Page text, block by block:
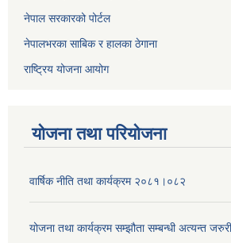
नेपाल सरकारको पोर्टल
नेपालभरका साबिक र हालका ठेगाना
राष्ट्रिय योजना आयोग
योजना तथा परियोजना
वार्षिक नीति तथा कार्यक्रम २०८१।०८२
योजना तथा कार्यक्रम सम्झौता सम्बन्धी अत्यन्त